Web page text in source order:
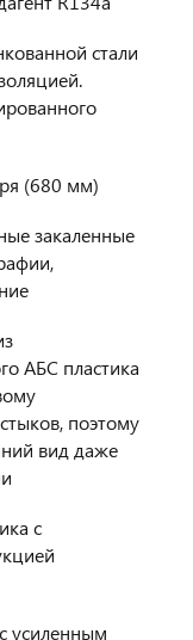
стали
(680 мм)
закаленные
АБС пластика
поэтому
вид даже
с
усиленным